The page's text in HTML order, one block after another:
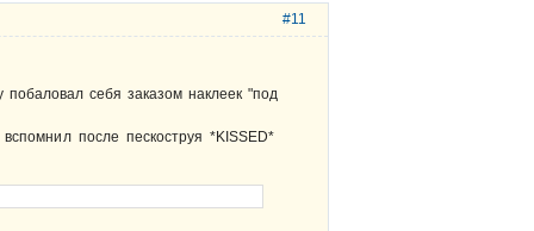
#11
себя заказом наклеек "под
после пескоструя *KISSED*